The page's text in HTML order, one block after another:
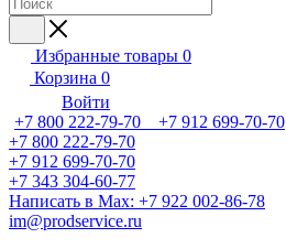
Избранные товары 0
Корзина 0
Войти
+7 800 222-79-70 +7 912 699-70-70
+7 800 222-79-70
+7 912 699-70-70
+7 343 304-60-77
Написать в Max: +7 922 002-86-78
im@prodservice.ru